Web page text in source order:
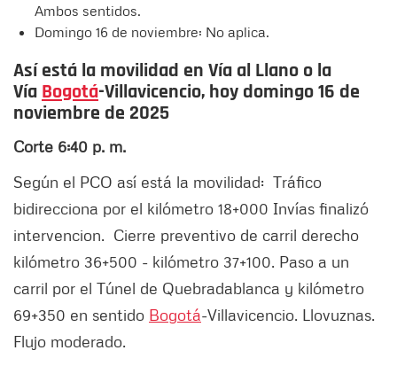
Ambos sentidos.
Domingo 16 de noviembre: No aplica.
Así está la movilidad en Vía al Llano o la
Vía Bogotá-Villavicencio, hoy domingo 16 de
noviembre de 2025
Corte 6:40 p. m.
Según el PCO así está la movilidad: Tráfico
bidirecciona por el kilómetro 18+000 Invías finalizó
intervencion. Cierre preventivo de carril derecho
kilómetro 36+500 - kilómetro 37+100. Paso a un
carril por el Túnel de Quebradablanca y kilómetro
69+350 en sentido Bogotá-Villavicencio. Llovuznas.
Flujo moderado.